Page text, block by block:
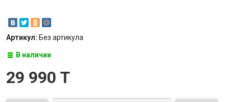
Артикул: Без артикула
В наличии
29 990 T